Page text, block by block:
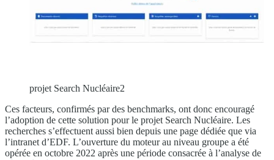
projet Search Nucléaire2
Ces facteurs, confirmés par des benchmarks, ont donc encouragé
l’adoption de cette solution pour le projet Search Nucléaire. Les
recherches s’effectuent aussi bien depuis une page dédiée que via
l’intranet d’EDF. L’ouverture du moteur au niveau groupe a été
opérée en octobre 2022 après une période consacrée à l’analyse de